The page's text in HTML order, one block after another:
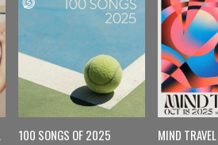
100 SONGS OF 2025 MIND TRAVEL